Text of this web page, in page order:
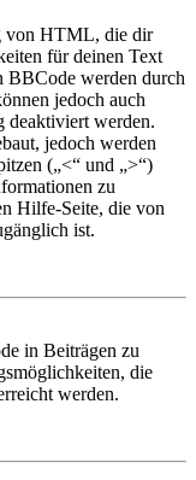
von HTML, die dir
für deinen Text
BBCode werden durch
jedoch auch
deaktiviert werden.
jedoch werden
(„<“ und „>“)
zu
Hilfe-Seite, die von
ist.
in Beiträgen zu
die
werden.